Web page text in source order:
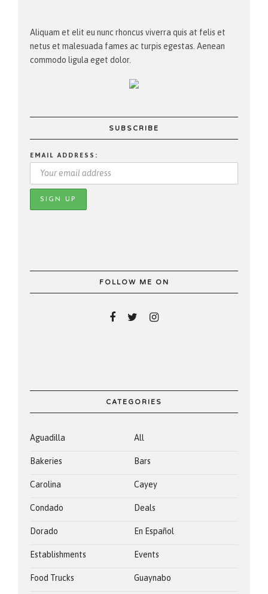
Aliquam et elit eu nunc rhoncus viverra quis at felis et
netus et malesuada fames ac turpis egestas. Aenean
commodo ligula eget dolor.
SUBSCRIBE
EMAIL ADDRESS:
FOLLOW ME ON
CATEGORIES
Aguadilla All
Bakeries Bars
Carolina Cayey
Condado Deals
Dorado En Español
Establishments Events
Food Trucks Guaynabo